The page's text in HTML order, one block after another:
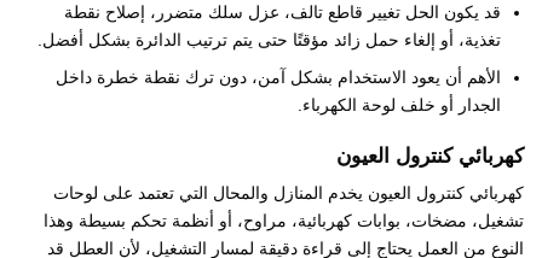
قد يكون الحل تغيير قاطع تالف، عزل سلك متضرر، إصلاح نقطة
تغذية، أو إلغاء حمل زائد مؤقتًا حتى يتم ترتيب الدائرة بشكل أفضل.
الأهم أن يعود الاستخدام بشكل آمن، دون ترك نقطة خطرة داخل
الجدار أو خلف لوحة الكهرباء.
كهربائي كنترول العيون
كهربائي كنترول العيون يخدم المنازل والمحال التي تعتمد على لوحات
تشغيل، مضخات، بوابات كهربائية، مراوح، أو أنظمة تحكم بسيطة وهذا
النوع من العمل يحتاج إلى قراءة دقيقة لمسار التشغيل، لأن العطل قد